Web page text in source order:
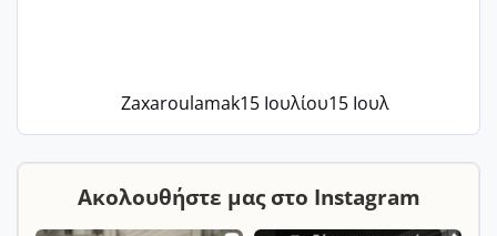
Zaxaroulamak15 Ιουλίου15 Ιουλ
Ακολουθήστε μας στο Instagram